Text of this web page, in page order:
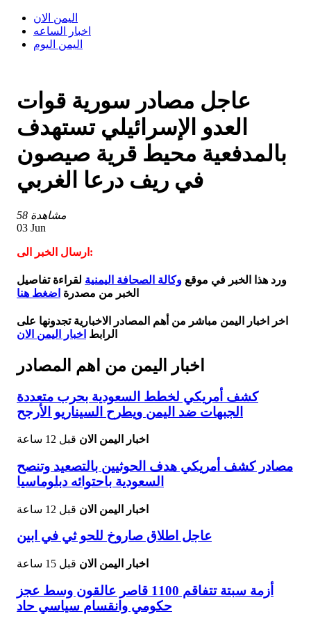
اليمن الان
اخبار الساعه
اليمن اليوم
عاجل مصادر سورية قوات
العدو الإسرائيلي تستهدف
بالمدفعية محيط قرية صيصون
في ريف درعا الغربي
58 مشاهدة
03 Jun
ارسال الخبر الى:
ورد هذا الخبر في موقع وكالة الصحافة اليمنية لقراءة تفاصيل
الخبر من مصدرة اضغط هنا
اخر اخبار اليمن مباشر من أهم المصادر الاخبارية تجدونها على
الرابط اخبار اليمن الان
اخبار اليمن من اهم المصادر
كشف أمريكي لخطط السعودية بحرب متعددة
الجبهات ضد اليمن ويطرح السيناريو الأرجح
اخبار اليمن الان قبل 12 ساعة
مصادر كشف أمريكي هدف الحوثيين بالتصعيد وتنصح
السعودية باحتوائه دبلوماسيا
اخبار اليمن الان قبل 12 ساعة
عاجل اطلاق صاروخ للحو ثي في ابين
اخبار اليمن الان قبل 15 ساعة
أزمة سبتة تتفاقم 1100 قاصر عالقون وسط عجز
حكومي وانقسام سياسي حاد